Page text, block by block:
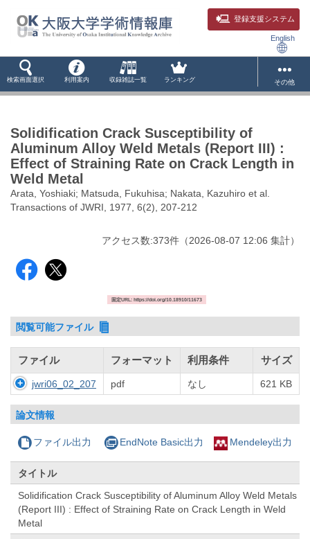
登録支援システム
English
検索画面選択 利用案内 収録雑誌一覧 ランキング その他
Solidification Crack Susceptibility of
Aluminum Alloy Weld Metals (Report III) :
Effect of Straining Rate on Crack Length in
Weld Metal
Arata, Yoshiaki; Matsuda, Fukuhisa; Nakata, Kazuhiro et al.
Transactions of JWRI, 1977, 6(2), 207-212
アクセス数:373件 （2026-08-07 12:06 集計）
固定URL: https://doi.org/10.18910/11673
閲覧可能ファイル
ファイル フォーマット 利用条件 サイズ
jwri06_02_207 pdf なし 621 KB
論文情報
ファイル出力 EndNote Basic出力 Mendeley出力
タイトル
Solidification Crack Susceptibility of Aluminum Alloy Weld Metals
(Report III) : Effect of Straining Rate on Crack Length in Weld
Metal